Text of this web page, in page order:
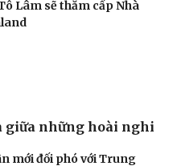
bom Iran dù ông
chuyên tấn công tàu